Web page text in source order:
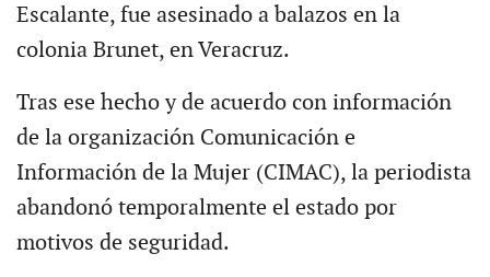
Escalante, fue asesinado a balazos en la
colonia Brunet, en Veracruz.
Tras ese hecho y de acuerdo con información
de la organización Comunicación e
Información de la Mujer (CIMAC), la periodista
abandonó temporalmente el estado por
motivos de seguridad.